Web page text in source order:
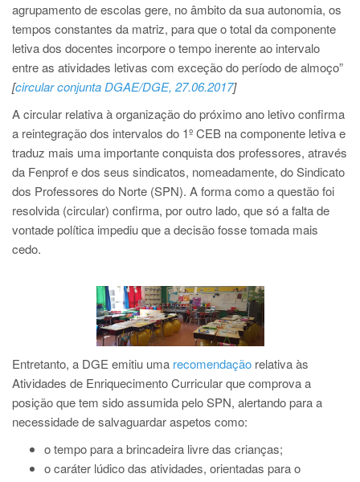
agrupamento de escolas gere, no âmbito da sua autonomia, os
tempos constantes da matriz, para que o total da componente
letiva dos docentes incorpore o tempo inerente ao intervalo
entre as atividades letivas com exceção do período de almoço”
[circular conjunta DGAE/DGE, 27.06.2017]
A circular relativa à organização do próximo ano letivo confirma
a reintegração dos intervalos do 1º CEB na componente letiva e
traduz mais uma importante conquista dos professores, através
da Fenprof e dos seus sindicatos, nomeadamente, do Sindicato
dos Professores do Norte (SPN). A forma como a questão foi
resolvida (circular) confirma, por outro lado, que só a falta de
vontade política impediu que a decisão fosse tomada mais
cedo.
Entretanto, a DGE emitiu uma recomendação relativa às
Atividades de Enriquecimento Curricular que comprova a
posição que tem sido assumida pelo SPN, alertando para a
necessidade de salvaguardar aspetos como:
o tempo para a brincadeira livre das crianças;
o caráter lúdico das atividades, orientadas para o